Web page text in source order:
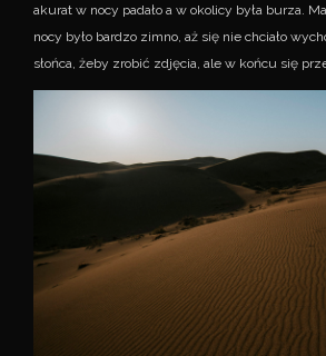
akurat w nocy padało a w okolicy była burza.
nocy było bardzo zimno, aż się nie chciało
słońca, żeby zrobić zdjęcia, ale w końcu się